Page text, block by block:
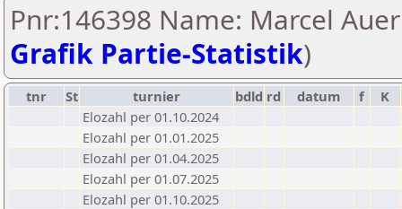
Pnr:146398 Name: Marcel
Grafik Partie-Statistik)
tnr St turnier bdld rd datum f
K
Elozahl per 01.10.2024
Elozahl per 01.01.2025
Elozahl per 01.04.2025
Elozahl per 01.07.2025
Elozahl per 01.10.2025